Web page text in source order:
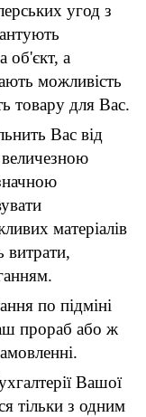
угод з
об'єкт, а
можливість
товару для Вас.
Вас від
матеріалів
витрати,
по підміні
прораб або ж
Вашої
тільки з одним